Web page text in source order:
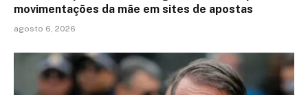
movimentações da mãe em sites de apostas
agosto 6, 2026